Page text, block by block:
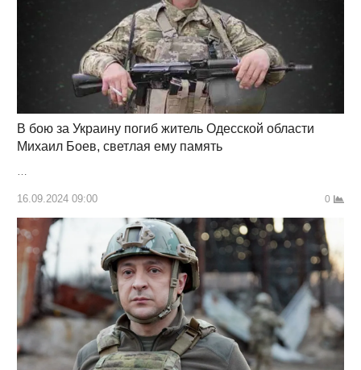
В бою за Украину погиб житель Одесской области
Михаил Боев, светлая ему память
…
16.09.2024 09:00 0